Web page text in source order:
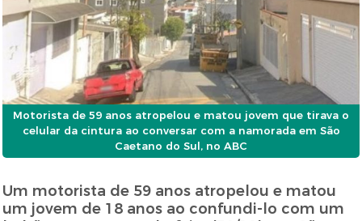
Motorista de 59 anos atropelou e matou jovem que tirava o
celular da cintura ao conversar com a namorada em São
Caetano do Sul, no ABC
Um motorista de 59 anos atropelou e matou
um jovem de 18 anos ao confundi-lo com um